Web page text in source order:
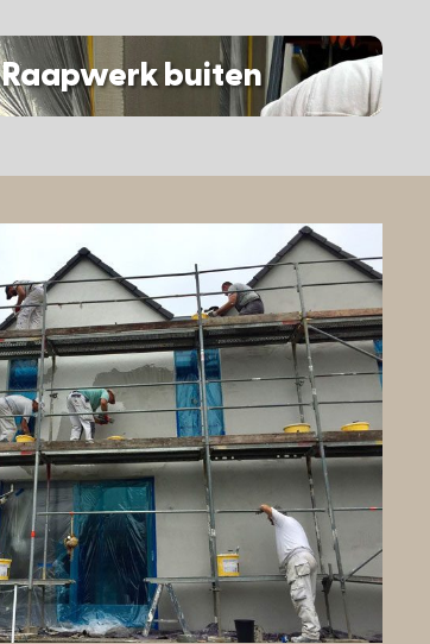
Raapwerk buiten